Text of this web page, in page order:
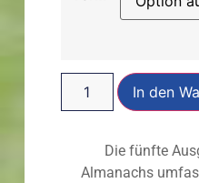
In den
Die fünfte
Almanachs